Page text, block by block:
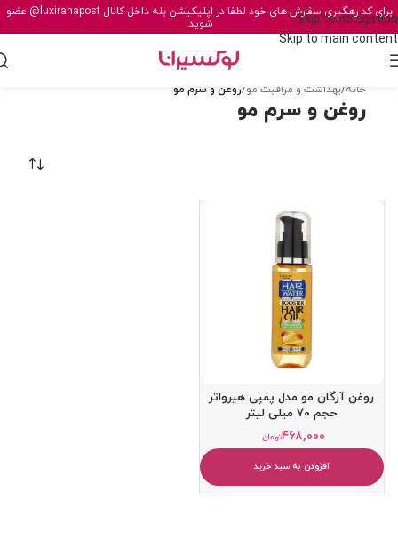
Skip to navigation
Skip to main content
برای کد رهگیری سفارش های خود لطفا در اپلیکیشن بله داخل کانال@luxiranapost عضو
شوید.
خانه/بهداشت و مراقبت مو/روغن و سرم مو
روغن و سرم مو
روغن آرگان مو مدل پمپی هیرواتر
حجم 70 میلی لیتر
تومان۴۶۸,۰۰۰
افزودن به سبد خرید